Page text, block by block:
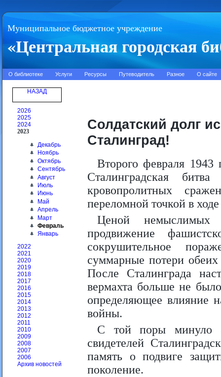
Муниципальное бюджетное учреждение
«Центральная городская
О библиотеке Услуги Ресурсы Путеводитель Разное О сайте
НАЗАД
2026
2025
2024
2023
Декабрь
Ноябрь
Октябрь
Сентябрь
Август
Июль
Июнь
Май
Апрель
Март
Февраль
Январь
2022
2021
2020
2019
2018
2017
2016
2015
2014
2013
2012
2011
2010
2009
2008
2007
2006
Архив новостей
Солдатский долг
Сталинград!
Второго февраля 1943
Сталинградская
кровопролитных
переломной точкой в
Ценой немыслимых
продвижение
сокрушительное
суммарные потери
После Сталинграда
вермахта больше не
определяющее влияние
войны.
С той поры минуло
свидетелей
память о подвиге
поколение.